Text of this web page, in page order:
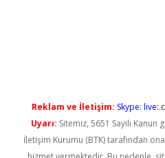
Reklam ve İletişim: Skype:
Uyarı: Sitemiz, 5651 Sayılı
İletişim Kurumu (BTK) tarafından